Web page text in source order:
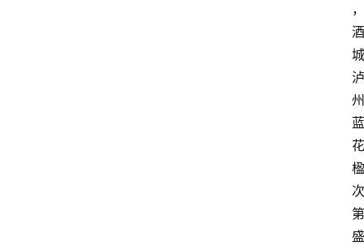
，
酒
城
泸
州
蓝
花
楹
次
第
盛